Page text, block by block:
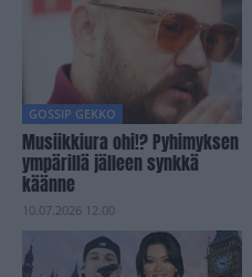
GOSSIP GEKKO
Musiikkiura ohi!? Pyhimyksen
ympärillä jälleen synkkä
käänne
10.07.2026 12.00